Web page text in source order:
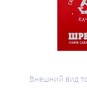
Внешний вид